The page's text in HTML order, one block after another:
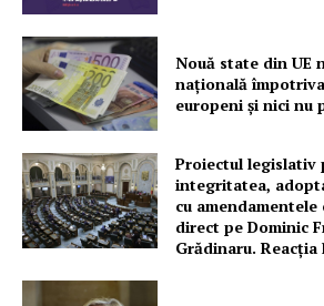
Nouă state din UE
națională
europeni și nici nu
Proiectul legislativ
integritatea,
cu
direct pe Dominic
Grădinaru. Reacția